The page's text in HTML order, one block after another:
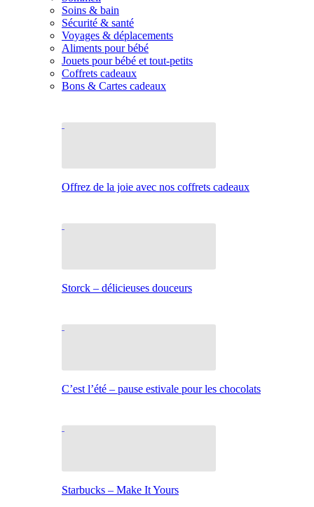
Soins & bain
Sécurité & santé
Voyages & déplacements
Aliments pour bébé
Jouets pour bébé et tout-petits
Coffrets cadeaux
Bons & Cartes cadeaux
Offrez de la joie avec nos coffrets cadeaux
Storck – délicieuses douceurs
C’est l’été – pause estivale pour les chocolats
Starbucks – Make It Yours